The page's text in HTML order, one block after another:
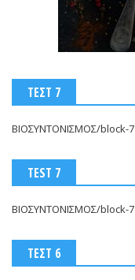
ΤΕΣΤ 7
ΒΙΟΣΥΝΤΟΝΙΣΜΟΣ/block-7
TEST 7
ΒΙΟΣΥΝΤΟΝΙΣΜΟΣ/block-7
ΤΕΣΤ 6